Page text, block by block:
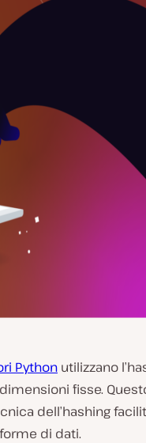
Python utilizzano
fisse.
dell’hashing
di dati.